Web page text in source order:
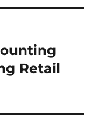
Retail